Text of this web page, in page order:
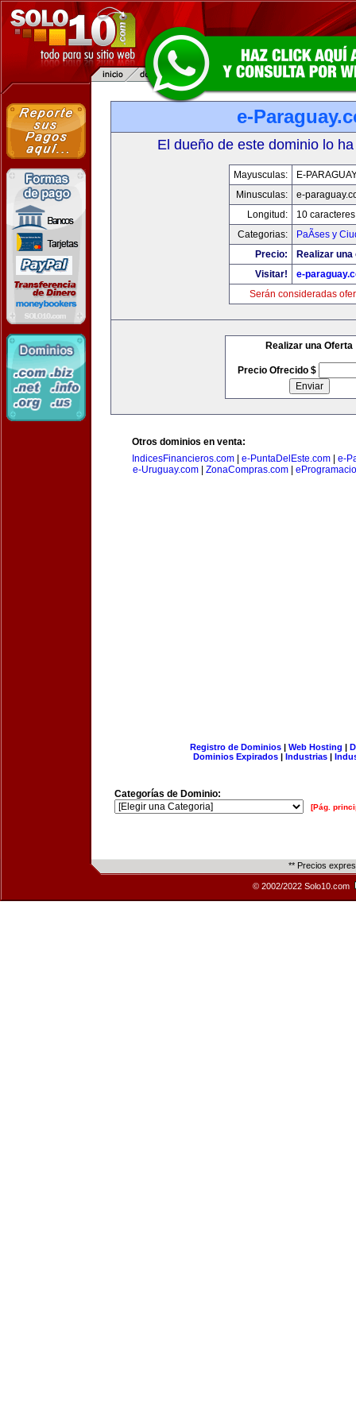
e-
El dueño de este dominio lo
Mayusculas:
E-
Minusculas:
e-
Longitud:
10 caracteres
Categorias:
PaÃ­ses y
Precio:
Realizar
Visitar!
e-
Serán consideradas
Realizar una Oferta
Precio Ofrecido $
Otros dominios en venta:
IndicesFinancieros.com
e-PuntaDelEste.com
e-
e-Uruguay.com
ZonaCompras.com
Registro de Dominios| Web Hosting |
Dominios Expirados | Industrias |
Categorías de Dominio:
[Pág.
** Precios
© 2002/2022 Solo10.com